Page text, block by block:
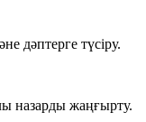
дәптерге түсіру.
назарды жаңғырту.